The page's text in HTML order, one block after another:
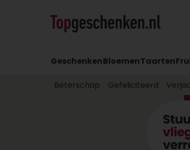
GeschenkenBloemenTaarten
Beterschap Gefeliciteerd